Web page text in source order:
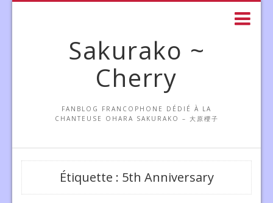
Sakurako ~
Cherry
FANBLOG FRANCOPHONE DÉDIÉ À LA
CHANTEUSE OHARA SAKURAKO – 大原櫻子
Étiquette : 5th Anniversary